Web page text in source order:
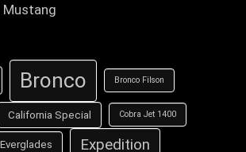
Mustang
Bronco Bronco Filson
California Special Cobra Jet 1400
Everglades Expedition